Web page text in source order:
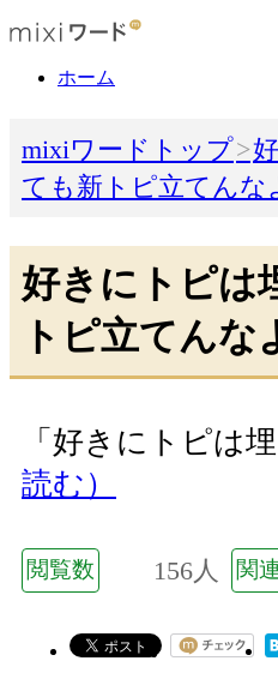
ホーム
mixiワードトップ
ても新トピ立てんな
好きにトピは
トピ立てんな
「好きにトピは
読む）
閲覧数 156人 関